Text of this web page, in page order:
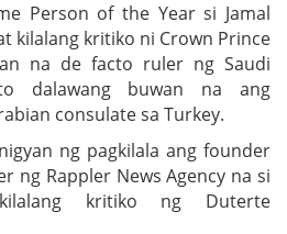
Person of the Year si Jamal
kilalang kritiko ni Crown Prince
na de facto ruler ng Saudi
dalawang buwan na ang
consulate sa Turkey.
ng pagkilala ang founder
ng Rappler News Agency na si
kritiko ng Duterte